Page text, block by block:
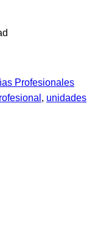
Profesionales
, unidades